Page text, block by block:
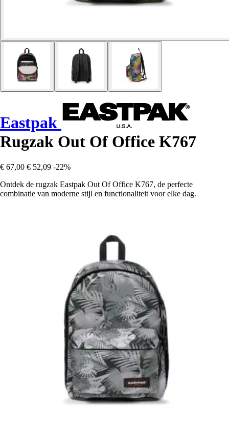
Eastpak
Rugzak Out Of Office K767
€ 67,00 € 52,09 -22%
Ontdek de rugzak Eastpak Out Of Office K767, de perfecte
combinatie van moderne stijl en functionaliteit voor elke dag.